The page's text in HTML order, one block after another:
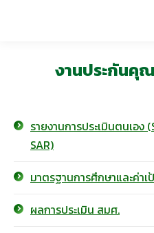
งานประกันคุ
รายงานการประเมินตนเอ
SAR)
มาตรฐานการศึกษาและค่า
ผลการประเมิน สมศ.